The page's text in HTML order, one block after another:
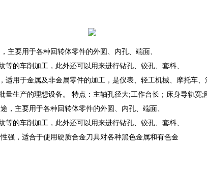
主要用于各种回转体零件的外圆、内孔、端面、
的车削加工，此外还可以用来进行钻孔、铰孔、套料、
适用于金属及非金属零件的加工，是仪表、轻工机械、摩托车
量生产的理想设备。
特点：主轴孔径大;工作台长；床身导轨宽;
，主要用于各种回转体零件的外圆、内孔、端面、
的车削加工，此外还可以用来进行钻孔、铰孔、套料、
强，适合于使用硬质合金刀具对各种黑色金属和有色金